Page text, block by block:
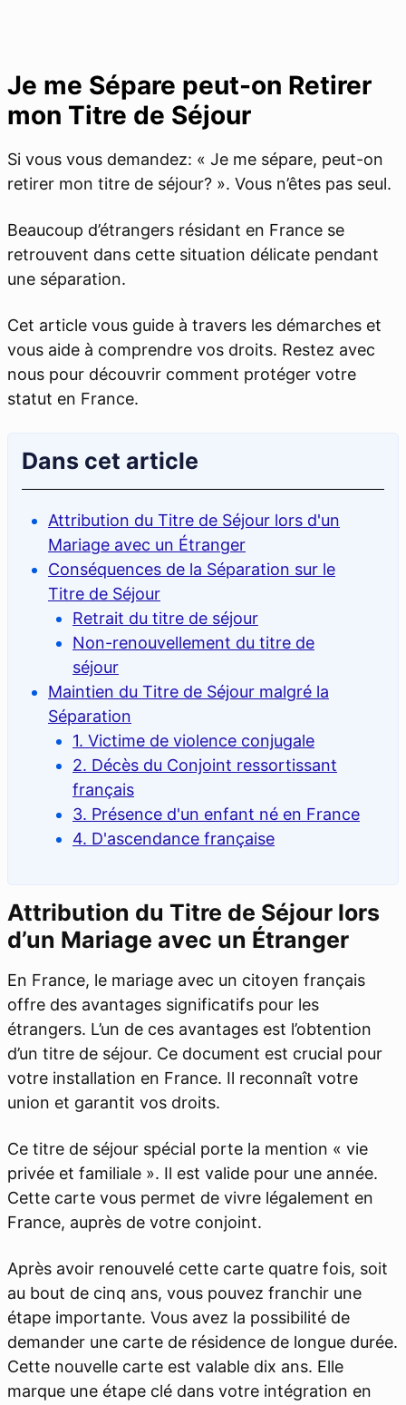
Je me Sépare peut-on Retirer
mon Titre de Séjour
Si vous vous demandez: « Je me sépare, peut-on
retirer mon titre de séjour? ». Vous n’êtes pas seul.
Beaucoup d’étrangers résidant en France se
retrouvent dans cette situation délicate pendant
une séparation.
Cet article vous guide à travers les démarches et
vous aide à comprendre vos droits. Restez avec
nous pour découvrir comment protéger votre
statut en France.
Dans cet article
Attribution du Titre de Séjour lors d'un
Mariage avec un Étranger
Conséquences de la Séparation sur le
Titre de Séjour
Retrait du titre de séjour
Non-renouvellement du titre de
séjour
Maintien du Titre de Séjour malgré la
Séparation
1. Victime de violence conjugale
2. Décès du Conjoint ressortissant
français
3. Présence d'un enfant né en France
4. D'ascendance française
Attribution du Titre de Séjour lors
d’un Mariage avec un Étranger
En France, le mariage avec un citoyen français
offre des avantages significatifs pour les
étrangers. L’un de ces avantages est l’obtention
d’un titre de séjour. Ce document est crucial pour
votre installation en France. Il reconnaît votre
union et garantit vos droits.
Ce titre de séjour spécial porte la mention « vie
privée et familiale ». Il est valide pour une année.
Cette carte vous permet de vivre légalement en
France, auprès de votre conjoint.
Après avoir renouvelé cette carte quatre fois, soit
au bout de cinq ans, vous pouvez franchir une
étape importante. Vous avez la possibilité de
demander une carte de résidence de longue durée.
Cette nouvelle carte est valable dix ans. Elle
marque une étape clé dans votre intégration en